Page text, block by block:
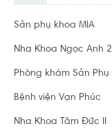
Sản phụ khoa MIA
Nha Khoa Ngọc Anh 2
Bệnh viện Vạn Phúc
Nha Khoa Tâm Đức II